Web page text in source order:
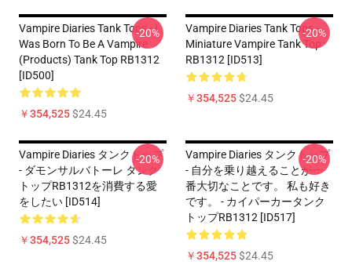
Vampire Diaries Tank Tops - I
Was Born To Be A Vampire
(products) Tank Top RB1312
[ID500]
￥354,525$24.45
-20%
Vampire Diaries Tank Tops -
Miniature Vampire Tank Top
RB1312 [ID513]
￥354,525$24.45
-20%
Vampire Diaries タンクトップ
- ダモンサルバトーレ タンク
トップRB1312を消費する愛
をしたい [ID514]
￥354,525$24.45
-20%
Vampire Diaries タンクトップ
- 自分を乗り越えることが一
番大切なことです。 私も好き
です。 - カイパーカータンク
トップRB1312 [ID517]
￥354,525$24.45
-20%